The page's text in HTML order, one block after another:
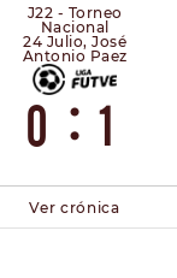
J22 - Torneo
Nacional
24 Julio, José
Antonio Paez
0 : 1
Ver crónica